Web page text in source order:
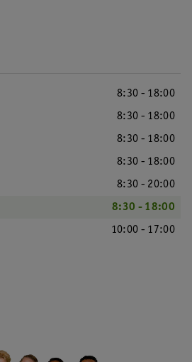
8:30 - 18:00
8:30 - 18:00
8:30 - 18:00
8:30 - 18:00
8:30 - 20:00
8:30 - 18:00
10:00 - 17:00